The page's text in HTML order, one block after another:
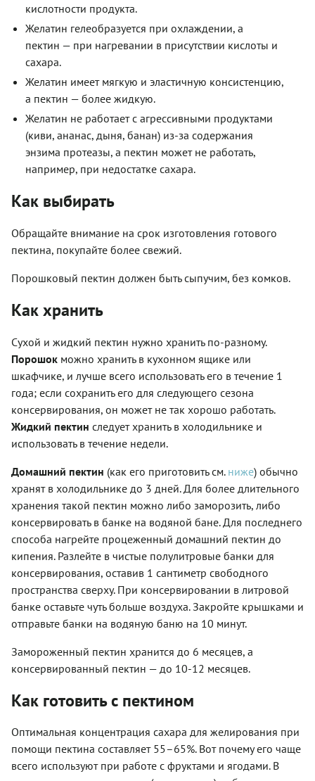
кислотности продукта.
Желатин гелеобразуется при охлаждении, а
пектин — при нагревании в присутствии кислоты и
сахара.
Желатин имеет мягкую и эластичную консистенцию,
а пектин — более жидкую.
Желатин не работает с агрессивными продуктами
(киви, ананас, дыня, банан) из-за содержания
энзима протеазы, а пектин может не работать,
например, при недостатке сахара.
Как выбирать
Обращайте внимание на срок изготовления готового
пектина, покупайте более свежий.
Порошковый пектин должен быть сыпучим, без комков.
Как хранить
Сухой и жидкий пектин нужно хранить по-разному.
Порошок можно хранить в кухонном ящике или
шкафчике, и лучше всего использовать его в течение 1
года; если сохранить его для следующего сезона
консервирования, он может не так хорошо работать.
Жидкий пектин следует хранить в холодильнике и
использовать в течение недели.
Домашний пектин (как его приготовить см. ниже) обычно
хранят в холодильнике до 3 дней. Для более длительного
хранения такой пектин можно либо заморозить, либо
консервировать в банке на водяной бане. Для последнего
способа нагрейте процеженный домашний пектин до
кипения. Разлейте в чистые полулитровые банки для
консервирования, оставив 1 сантиметр свободного
пространства сверху. При консервировании в литровой
банке оставьте чуть больше воздуха. Закройте крышками и
отправьте банки на водяную баню на 10 минут.
Замороженный пектин хранится до 6 месяцев, а
консервированный пектин — до 10-12 месяцев.
Как готовить с пектином
Оптимальная концентрация сахара для желирования при
помощи пектина составляет 55–65%. Вот почему его чаще
всего используют при работе с фруктами и ягодами. В